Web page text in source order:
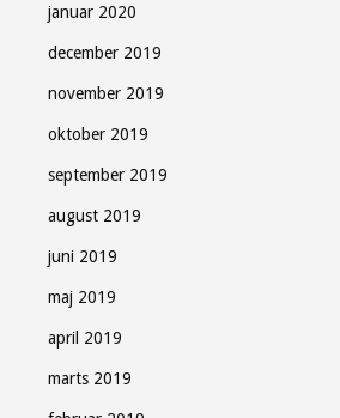
januar 2020
december 2019
november 2019
oktober 2019
september 2019
august 2019
juni 2019
maj 2019
april 2019
marts 2019